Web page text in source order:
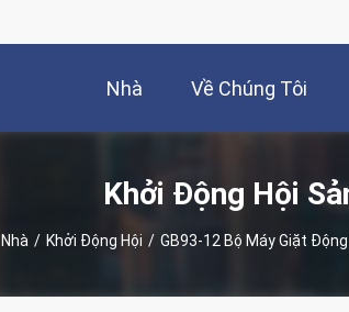
Nhà Về Chúng Tôi
Khởi Động Hội
Nhà / Khởi Động Hội / GB93-12 Bộ Máy Giặt